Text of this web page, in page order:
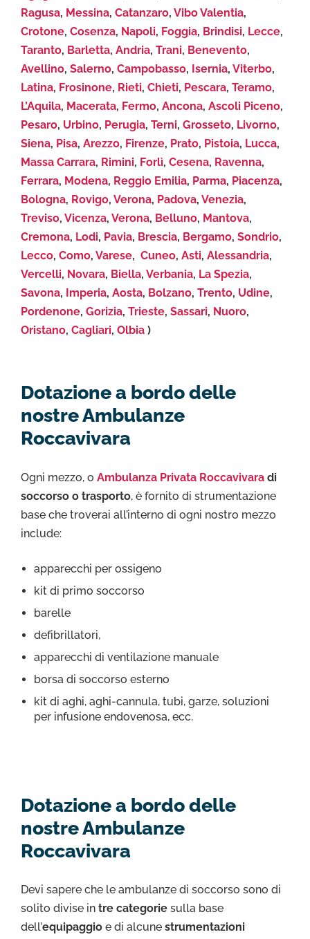
Ragusa, Messina, Catanzaro, Vibo Valentia,
Crotone, Cosenza, Napoli, Foggia, Brindisi, Lecce,
Taranto, Barletta, Andria, Trani, Benevento,
Avellino, Salerno, Campobasso, Isernia, Viterbo,
Latina, Frosinone, Rieti, Chieti, Pescara, Teramo,
L’Aquila, Macerata, Fermo, Ancona, Ascoli Piceno,
Pesaro, Urbino, Perugia, Terni, Grosseto, Livorno,
Siena, Pisa, Arezzo, Firenze, Prato, Pistoia, Lucca,
Massa Carrara, Rimini, Forlì, Cesena, Ravenna,
Ferrara, Modena, Reggio Emilia, Parma, Piacenza,
Bologna, Rovigo, Verona, Padova, Venezia,
Treviso, Vicenza, Verona, Belluno, Mantova,
Cremona, Lodi, Pavia, Brescia, Bergamo, Sondrio,
Lecco, Como, Varese, Cuneo, Asti, Alessandria,
Vercelli, Novara, Biella, Verbania, La Spezia,
Savona, Imperia, Aosta, Bolzano, Trento, Udine,
Pordenone, Gorizia, Trieste, Sassari, Nuoro,
Oristano, Cagliari, Olbia )
Dotazione a bordo delle
nostre Ambulanze
Roccavivara
Ogni mezzo, o Ambulanza Privata Roccavivara di
soccorso o trasporto, è fornito di strumentazione
base che troverai all’interno di ogni nostro mezzo
include:
apparecchi per ossigeno
kit di primo soccorso
barelle
defibrillatori,
apparecchi di ventilazione manuale
borsa di soccorso esterno
kit di aghi, aghi-cannula, tubi, garze, soluzioni
per infusione endovenosa, ecc.
Dotazione a bordo delle
nostre Ambulanze
Roccavivara
Devi sapere che le ambulanze di soccorso sono di
solito divise in tre categorie sulla base
dell’equipaggio e di alcune strumentazioni